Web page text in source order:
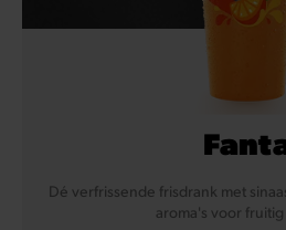
Dé verfrissende frisdrank met
aroma's voor